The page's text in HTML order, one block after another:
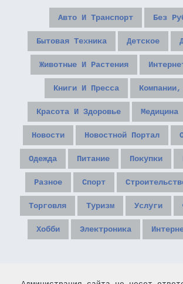
Авто И Транспорт Без
Бытовая Техника Детское
Животные И Растения
Книги И Пресса
Красота И Здоровье Медицина
Новости Новостной Портал
Одежда Питание Покупки
Разное Спорт
Торговля Туризм Услуги
Хобби Электроника